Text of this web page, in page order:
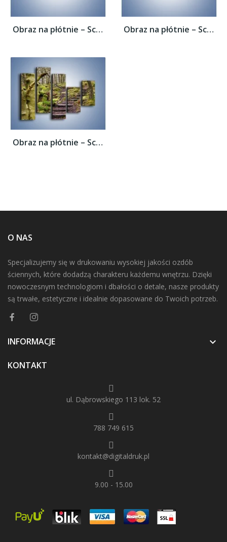
Obraz na płótnie – Schodkami przez las –... Obraz na płótnie – Schodkami przez las –...
Obraz na płótnie – Schodkami przez las –...
O NAS
Specjalizujemy się w drukowaniu wysokiej jakości ozdób
ściennych, które dodadzą charakteru każdemu wnętrzu. Dzięki
nowoczesnym technologiom i dbałości o detale, nasze produkty
są trwałe, estetyczne i idealnie dopasowane do Twoich potrzeb.
INFORMACJE 
KONTAKT
ul. Dąbrowskiego 113 lok. 52
788 749 615
kontakt@digitaldruk.pl
9.00 - 15.00